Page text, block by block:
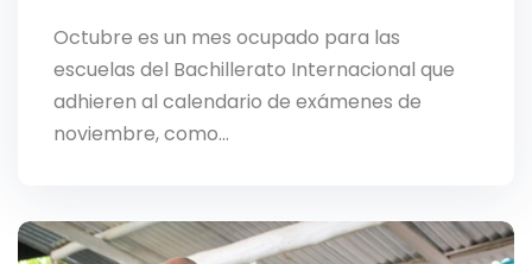
Octubre es un mes ocupado para las
escuelas del Bachillerato Internacional que
adhieren al calendario de exámenes de
noviembre, como…